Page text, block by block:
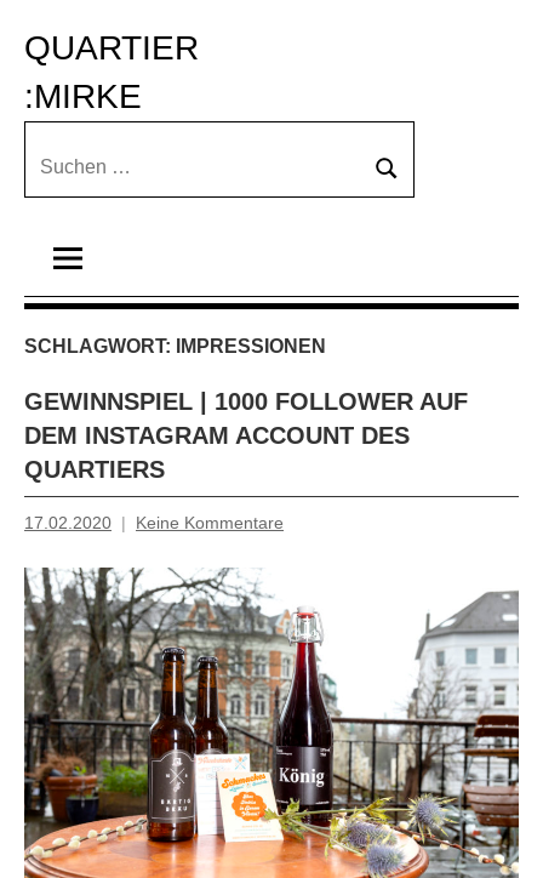
Inhalt
springen
QUARTIER
:MIRKE
Suchen
Suchen
SCHLAGWORT: IMPRESSIONEN
GEWINNSPIEL | 1000 FOLLOWER AUF
DEM INSTAGRAM ACCOUNT DES
QUARTIERS
17.02.2020
Mosche
Keine Kommentare